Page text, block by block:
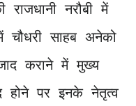
नरौबी में
साहब अनेको
कराने में मुख्य
पर इनके नेतृत्व